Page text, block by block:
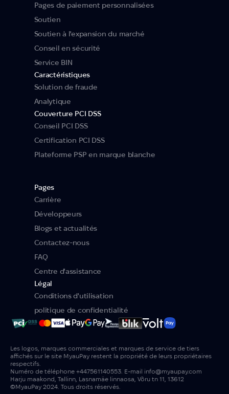
Pages de paiement personnalisées
Soutien
Soutien à l'expansion du marché
Conseil en sécurité
Service BIN
Caractéristiques
Solution de fraude
Analytique
Couverture PCI DSS
Conseil PCI DSS
Certification PCI DSS
Plateforme PSP en marque blanche
Pages
Carrière
Développeurs
Blogs et actualités
Contactez-nous
FAQ
Centre d'assistance
Légal
Conditions d'utilisation
politique de confidentialité
Les logos, marques commerciales et marques de service de tiers
affichés sur le site MyauPay restent la propriété de leurs propriétaires
respectifs.
Numéro de téléphone +447561140553 E-mail info@myaupay.com
Harju maakond, Tallinn, Lasnamäe linnaosa, Võru tn 11, 13612
©MyauPay 2024. Tous droits réservés.